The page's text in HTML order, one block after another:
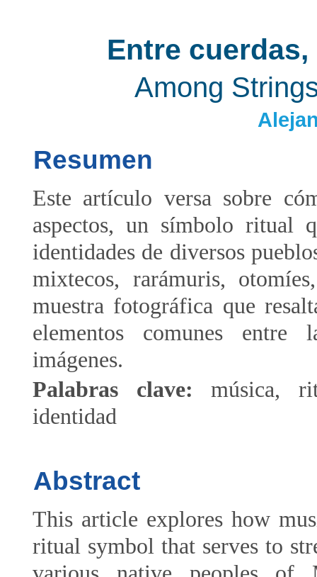
Entre
Among
Resumen
Este artículo versa sobre
aspectos, un símbolo ritual
identidades de diversos
mixtecos, rarámuris,
muestra fotográfica que
elementos comunes entre
imágenes.
Palabras clave:música,
identidad
Abstract
This article explores how
ritual symbol that serves to